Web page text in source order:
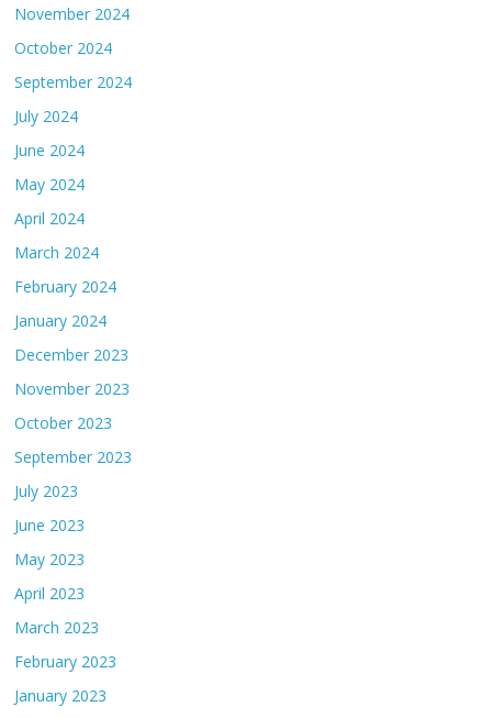
November 2024
October 2024
September 2024
July 2024
June 2024
May 2024
April 2024
March 2024
February 2024
January 2024
December 2023
November 2023
October 2023
September 2023
July 2023
June 2023
May 2023
April 2023
March 2023
February 2023
January 2023